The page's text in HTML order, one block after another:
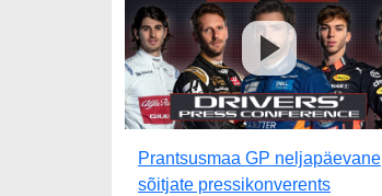
Prantsusmaa GP neljapäevane
sõitjate pressikonverents